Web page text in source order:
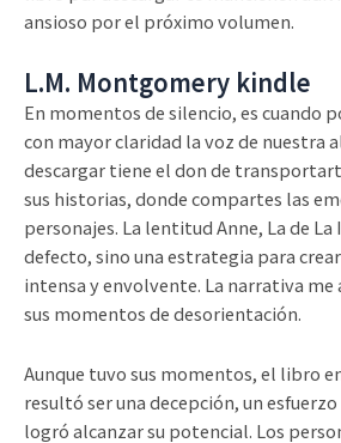
ansioso por el próximo volumen.
L.M. Montgomery kindle
En momentos de silencio, es cuando
con mayor claridad la voz de nuestra
descargar tiene el don de
sus historias, donde compartes las
personajes. La lentitud Anne, La de
defecto, sino una estrategia para
intensa y envolvente. La narrativa me
sus momentos de desorientación.
Aunque tuvo sus momentos, el libro
resultó ser una decepción, un
logró alcanzar su potencial. Los